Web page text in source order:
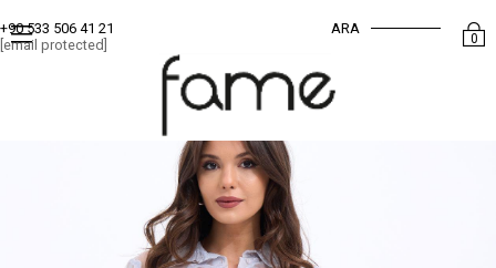
+90 533 506 41 21
[email protected]
0
ARA